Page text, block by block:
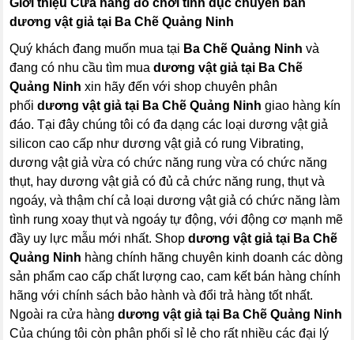
Giới thiệu Cửa hàng đồ chơi tình dục chuyên bán
dương vật giả tại Ba Chẽ Quảng Ninh
Quý khách đang muốn mua tại Ba Chẽ Quảng Ninh và
đang có nhu cầu tìm muadương vật giả tại Ba Chẽ
Quảng Ninh xin hãy đến với shop chuyên phân
phốidương vật giả tại Ba Chẽ Quảng Ninh giao hàng kín
đáo. Tại đây chúng tôi có đa dạng các loại dương vật giả
silicon cao cấp như dương vật giả có rung Vibrating,
dương vật giả vừa có chức năng rung vừa có chức năng
thụt, hay dương vật giả có đủ cả chức năng rung, thụt và
ngoáy, và thậm chí cả loại dương vật giả có chức năng làm
tình rung xoay thụt và ngoáy tự động, với động cơ mạnh mẽ
đầy uy lực mẫu mới nhất. Shopdương vật giả tại Ba Chẽ
Quảng Ninh hàng chính hãng chuyên kinh doanh các dòng
sản phẩm cao cấp chất lượng cao, cam kết bán hàng chính
hãng với chính sách bảo hành và đổi trả hàng tốt nhất.
Ngoài ra cửa hàngdương vật giả tại Ba Chẽ Quảng Ninh
Của chúng tôi còn phân phối sỉ lẻ cho rất nhiều các đại lý